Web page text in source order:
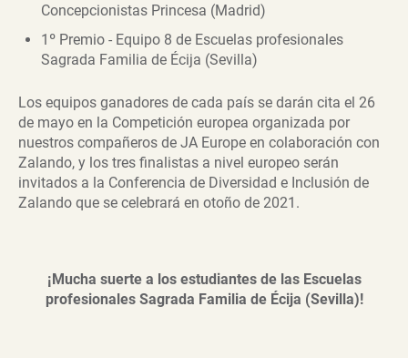
Concepcionistas Princesa (Madrid)
1º Premio - Equipo 8 de Escuelas profesionales
Sagrada Familia de Écija (Sevilla)
Los equipos ganadores de cada país se darán cita el 26
de mayo en la Competición europea organizada por
nuestros compañeros de JA Europe en colaboración con
Zalando, y los tres finalistas a nivel europeo serán
invitados a la Conferencia de Diversidad e Inclusión de
Zalando que se celebrará en otoño de 2021.
¡Mucha suerte a los estudiantes de las Escuelas
profesionales Sagrada Familia de Écija (Sevilla)!